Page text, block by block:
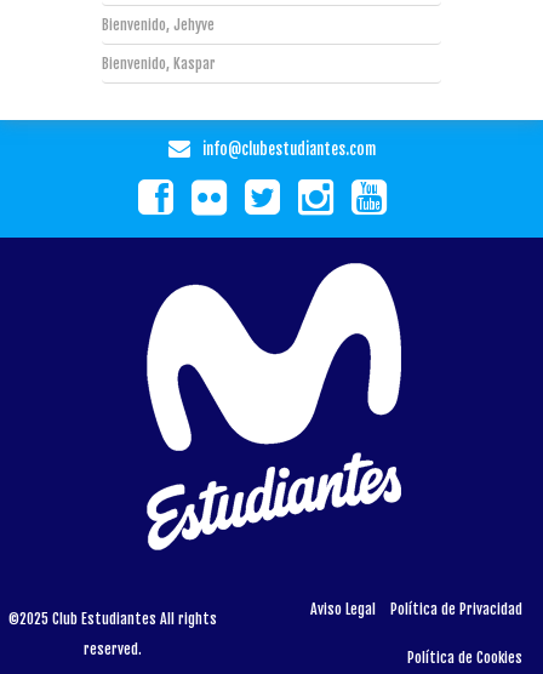
Bienvenido, Jehyve
Bienvenido, Kaspar
info@clubestudiantes.com
©2025 Club Estudiantes All rights
reserved.
Aviso Legal Política de Privacidad
Política de Cookies